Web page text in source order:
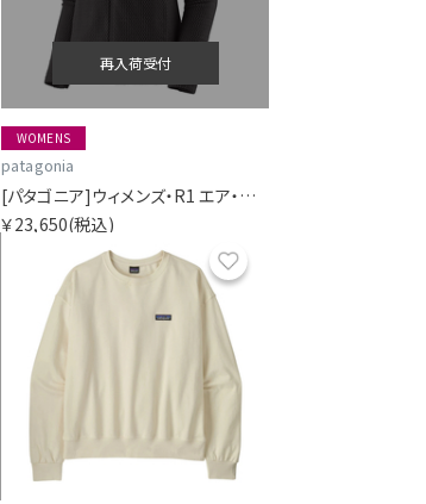
再入荷受付
WOMENS
patagonia
[パタゴニア]ウィメンズ・R1 エア・ジャケット
￥23,650(税込)